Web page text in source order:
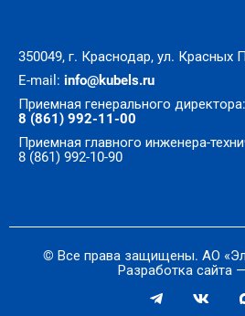
350049, г. Краснодар, ул. Красных
E-mail: info@kubels.ru
Приемная генерального директора:
8 (861) 992-11-00
Приемная главного инженера-
8 (861) 992-10-90
© Все права защищены. АО
Разработка сайта